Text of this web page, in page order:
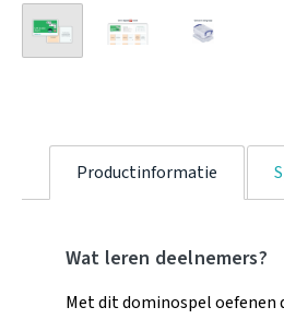
Productinformatie
Wat leren deelnemers?
Met dit dominospel oefenen